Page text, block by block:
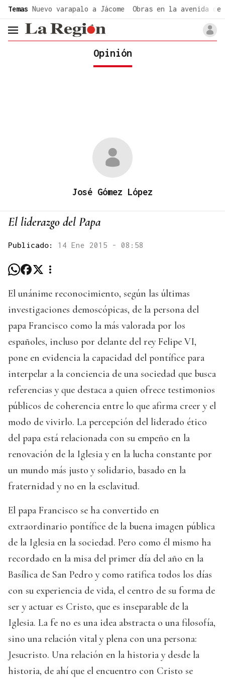
Temas Nuevo varapalo a Jácome Obras en la avenida de
header.menu.open
Opinión
José Gómez López
El liderazgo del Papa
Publicado: 14 Ene 2015 - 08:58
El unánime reconocimiento, según las últimas
investigaciones demoscópicas, de la persona del
papa Francisco como la más valorada por los
españoles, incluso por delante del rey Felipe VI,
pone en evidencia la capacidad del pontífice para
interpelar a la conciencia de una sociedad que busca
referencias y que destaca a quien ofrece testimonios
públicos de coherencia entre lo que afirma creer y el
modo de vivirlo. La percepción del liderado ético
del papa está relacionada con su empeño en la
renovación de la Iglesia y en la lucha constante por
un mundo más justo y solidario, basado en la
fraternidad y no en la esclavitud.
El papa Francisco se ha convertido en
extraordinario pontífice de la buena imagen pública
de la Iglesia en la sociedad. Pero como él mismo ha
recordado en la misa del primer día del año en la
Basílica de San Pedro y como ratifica todos los días
con su experiencia de vida, el centro de su forma de
ser y actuar es Cristo, que es inseparable de la
Iglesia. La fe no es una idea abstracta o una filosofía,
sino una relación vital y plena con una persona:
Jesucristo. Una relación en la historia y desde la
historia, de ahí que el encuentro con Cristo se